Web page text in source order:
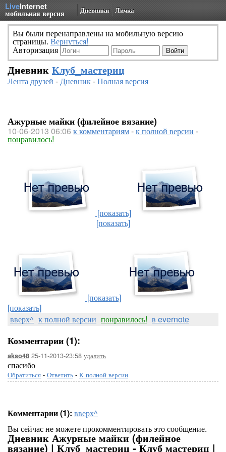
LiveInternet
мобильная версия Дневники Личка
Вы были перенаправлены на мобильную версию
страницы. Вернуться!
Авторизация
Дневник Клуб_мастериц
Лента друзей -Дневник-Полная версия
Ажурные майки (филейное вязание)
10-06-2013 06:06 к комментариям-к полной версии -
понравилось!
[показать]
[показать]
[показать]
[показать]
вверх^ к полной версии понравилось! в evernote
Комментарии (1):
akso48 25-11-2013-23:58 удалить
спасибо
Обратиться - Ответить - К полной версии
Комментарии (1): вверх^
Вы сейчас не можете прокомментировать это сообщение.
Дневник Ажурные майки (филейное
вязание) | Клуб_мастериц - Клуб мастериц |